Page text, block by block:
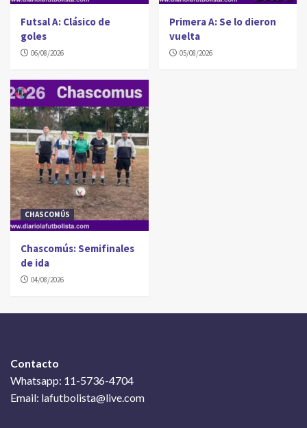
Futsal A: Clásico de
goles
06/08/2026
Primera A: Se lo dieron
vuelta
05/08/2026
CHASCOMÚS
Chascomús: Semifinales
de ida
04/08/2026
Contacto
Whatsapp: 11-5736-4704
Email: lafutbolista@live.com